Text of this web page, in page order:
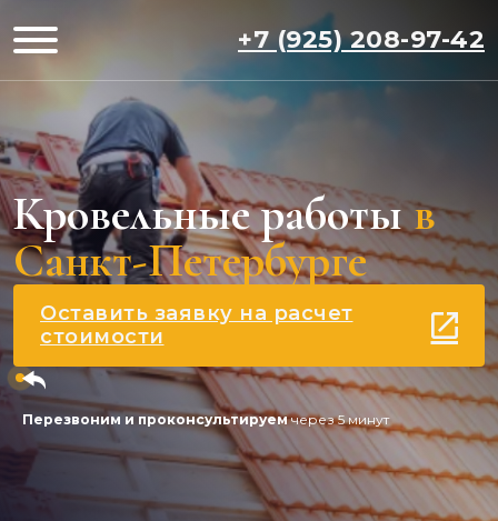
+7 (925) 208-97-42
Кровельные работыв
Санкт-Петербурге
Оставить заявку на расчет
стоимости
Перезвоним и проконсультируемчерез 5 минут